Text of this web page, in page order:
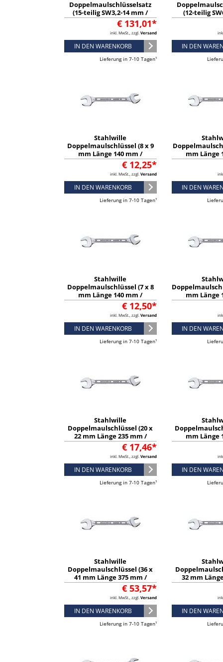
Doppelmaulschlüsselsatz
(15-teilig SW3,2-14 mm /
Chrom-Alloy-Stahl) -
96400651€ 131,01*
inkl. MwSt., zzgl. Versand
IN DEN WARENKORB
Lieferung in 7-10 Tagen¹
(12-teilig
Chrom-
IN DEN
Stahlwille
Doppelmaulschlüssel (8 x 9
mm Länge 140 mm /
verchromt) - 40030809
€ 12,25*
inkl. MwSt., zzgl. Versand
IN DEN WARENKORB
Lieferung in 7-10 Tagen¹
mm Länge
verchromt) -
IN DEN
Stahlwille
Doppelmaulschlüssel (7 x 8
mm Länge 140 mm /
verchromt) - 40030708
€ 12,50*
inkl. MwSt., zzgl. Versand
IN DEN WARENKORB
Lieferung in 7-10 Tagen¹
mm Länge
verchromt) -
IN DEN
Stahlwille
Doppelmaulschlüssel (20 x
22 mm Länge 235 mm /
verchromt) - 40032022
€ 17,46*
inkl. MwSt., zzgl. Versand
IN DEN WARENKORB
Lieferung in 7-10 Tagen¹
mm Länge
verchromt) -
IN DEN
Stahlwille
Doppelmaulschlüssel (36 x
41 mm Länge 375 mm /
verchromt) - 40033641
€ 53,57*
inkl. MwSt., zzgl. Versand
IN DEN WARENKORB
Lieferung in 7-10 Tagen¹
32 mm
verchromt) -
IN DEN